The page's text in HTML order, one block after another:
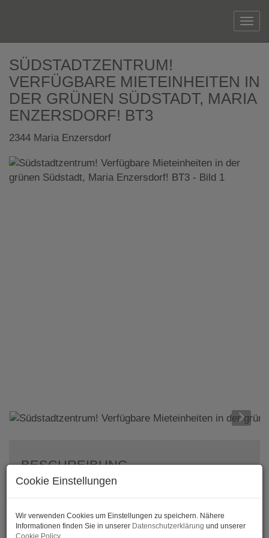
SÜDSTADTZENTRUM!
VERFÜGBARE MIETEINHEITEN IN
DER GRÜNEN SÜDSTADT, MARIA
ENZERSDORF! BT3
2344 Maria Enzersdorf
BESCHREIBUNG
Projektbeschreibung:
Cookie Einstellungen
Wir verwenden Cookies um Einstellungen zu speichern. Nähere
Informationen finden Sie in unserer Datenschutzerklärung und unserer
Cookie Policy.